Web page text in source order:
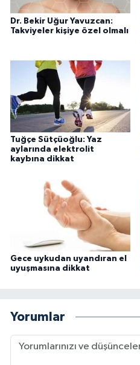
Dr. Bekir Uğur Yavuzcan:
Takviyeler kişiye özel olmalı
Tuğçe Sütçüoğlu: Yaz
aylarında elektrolit
kaybına dikkat
Gece uykudan uyandıran el
uyuşmasına dikkat
Yorumlar